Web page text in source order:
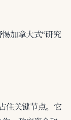
加拿大式“研究
住关键节点。它